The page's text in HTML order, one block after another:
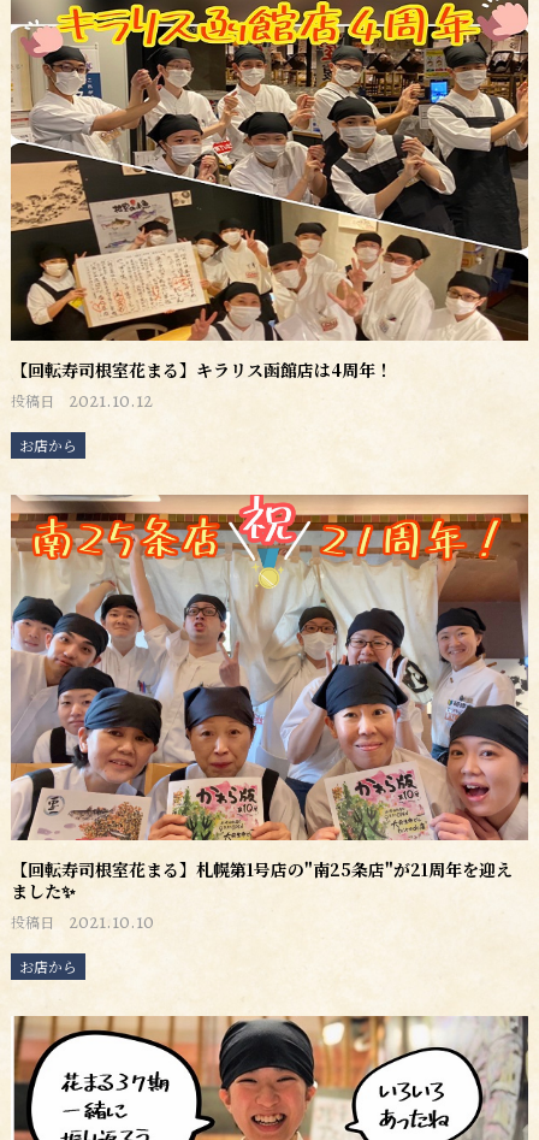
【回転寿司根室花まる】キラリス函館店は4周年！
投稿日 2021.10.12
お店から
【回転寿司根室花まる】札幌第1号店の"南25条店"が21周年を迎え
ました✨
投稿日 2021.10.10
お店から